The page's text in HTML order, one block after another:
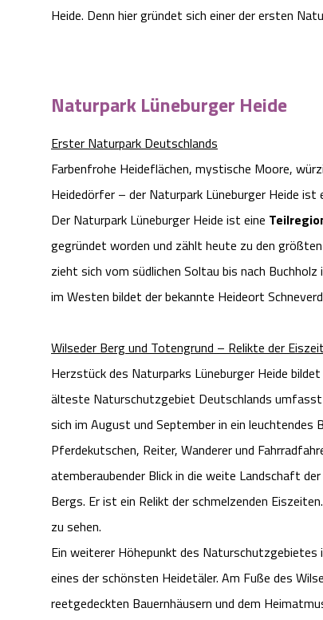
Heide. Denn hier gründet sich einer der ersten
Naturpark Lüneburger Heide
Erster Naturpark Deutschlands
Farbenfrohe Heideflächen, mystische Moore,
Heidedörfer – der Naturpark Lüneburger Heide
Der Naturpark Lüneburger Heide ist eine
gegründet worden und zählt heute zu den
zieht sich vom südlichen Soltau bis nach
im Westen bildet der bekannte Heideort
Wilseder Berg und Totengrund – Relikte der Eiszeit
Herzstück des Naturparks Lüneburger Heide
älteste Naturschutzgebiet Deutschlands
sich im August und September in ein leuchtendes
Pferdekutschen, Reiter, Wanderer und
atemberaubender Blick in die weite Landschaft
Bergs. Er ist ein Relikt der schmelzenden
zu sehen.
Ein weiterer Höhepunkt des
eines der schönsten Heidetäler. Am Fuße des
reetgedeckten Bauernhäusern und dem